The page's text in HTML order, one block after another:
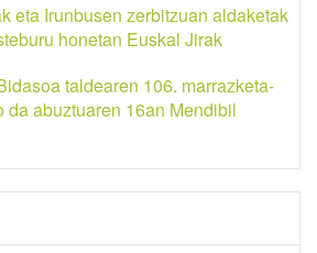
eta Irunbusen zerbitzuan aldaketak
honetan Euskal Jirak
taldearen 106. marrazketa-
da abuztuaren 16an Mendibil